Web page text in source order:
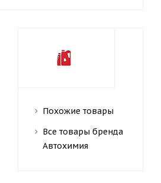
Похожие товары
Все товары бренда
Автохимия